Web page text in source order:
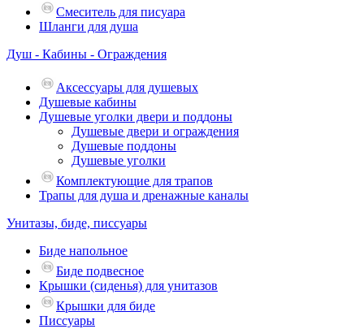
Смеситель для писуара
Шланги для душа
Душ - Кабины - Ограждения
Аксессуары для душевых
Душевые кабины
Душевые уголки двери и поддоны
Душевые двери и ограждения
Душевые поддоны
Душевые уголки
Комплектующие для трапов
Трапы для душа и дренажные каналы
Унитазы, биде, писсуары
Биде напольное
Биде подвесное
Крышки (сиденья) для унитазов
Крышки для биде
Писсуары